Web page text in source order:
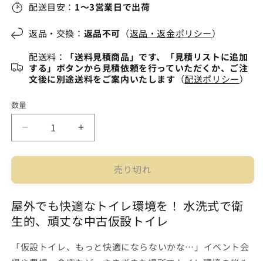
配送目安： 1～3営業日で出荷
返品・交換： 返品不可 （返品・返金ポリシー）
配送料：
「送料見積商品」です、「見積リストに追加
する」ボタンから見積依頼を行っていただくか、ご注
文後に別途送料をご案内いたします （配送ポリシー）
数量
仮
設
イ
中
仮
設
イ
売り切れ
屋外でも快適なトイレ環境を！ 水洗式で衛
生的、頑丈な中古仮設トイレ
「仮設トイレ、もっと快適にならないかな…」イベント会